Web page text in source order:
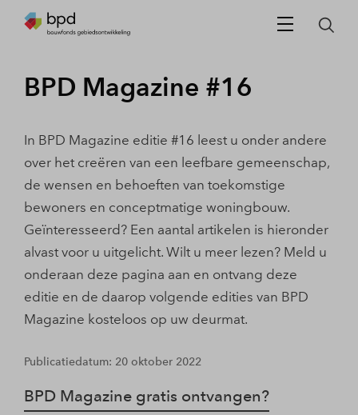
BPD Magazine #16
In BPD Magazine editie #16 leest u onder andere
over het creëren van een leefbare gemeenschap,
de wensen en behoeften van toekomstige
bewoners en conceptmatige woningbouw.
Geïnteresseerd? Een aantal artikelen is hieronder
alvast voor u uitgelicht. Wilt u meer lezen? Meld u
onderaan deze pagina aan en ontvang deze
editie en de daarop volgende edities van BPD
Magazine kosteloos op uw deurmat.
Publicatiedatum: 20 oktober 2022
BPD Magazine gratis ontvangen?